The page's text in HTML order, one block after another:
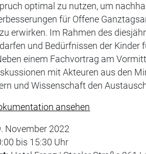
optimal zu nutzen, um
für Offene
erwirken. Im Rahmen des
und Bedürfnissen der Kinder
einem Fachvortrag am
mit Akteuren aus den
und Wissenschaft den
ansehen
November 2022
bis 15:30 Uhr